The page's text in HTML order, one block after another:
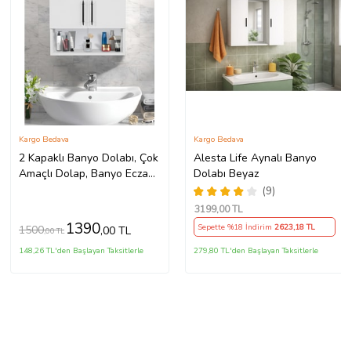
2 Kapaklı Banyo Dolabı, Çok
Amaçlı Dolap, Banyo Ecza
Kargo Bedava
1500,00 TL 1390,00 TL
148,26 TL'den Başlayan Taksitlerle
Alesta Life Aynalı Banyo
Dolabı Beyaz
(9)
Kargo Bedava
3199,00 TL
Sepette %18 İndirim 2623,18 TL
279,80 TL'den Başlayan Taksitlerle